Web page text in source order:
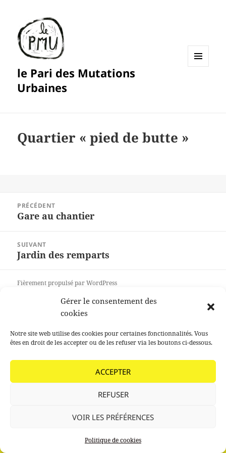
Gérer le consentement des
cookies
Notre site web utilise des cookies pour certaines fonctionnalités. Vous
êtes en droit de les accepter ou de les refuser via les boutons ci-dessous.
ACCEPTER
REFUSER
VOIR LES PRÉFÉRENCES
Politique de cookies
le Pari des Mutations
Urbaines
Quartier « pied de butte »
l’article
PRÉCÉDENT
Article
Gare au chantier
SUIVANT
Article
Jardin des remparts
Fièrement propulsé par WordPress